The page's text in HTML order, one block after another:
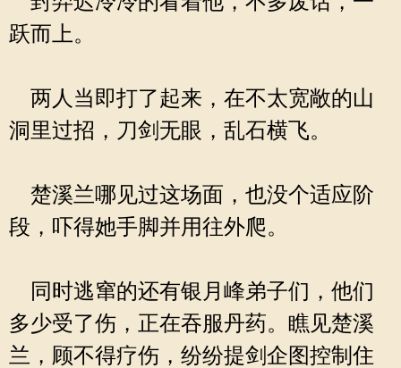
跃而上。
两人当即打了起来，在不太宽敞的山
洞里过招，刀剑无眼，乱石横飞。
楚溪兰哪见过这场面，也没个适应阶
段，吓得她手脚并用往外爬。
同时逃窜的还有银月峰弟子们，他们
多少受了伤，正在吞服丹药。瞧见楚溪
兰，顾不得疗伤，纷纷提剑企图控制住